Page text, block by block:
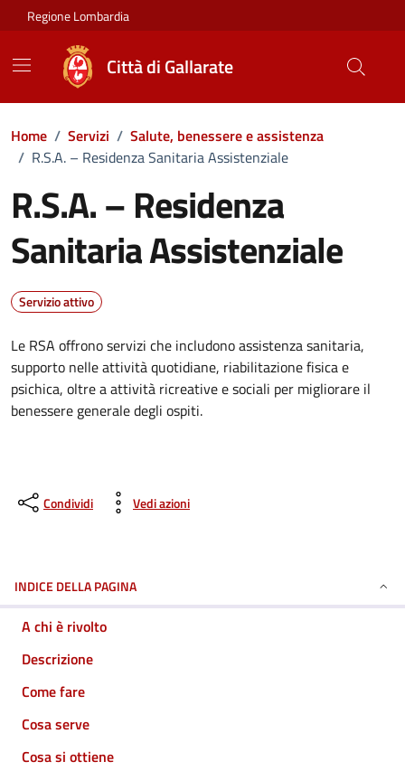
Vai ai contenuti
Vai al footer
Regione Lombardia
Città di Gallarate
Home / Servizi / Salute, benessere e assistenza
/ R.S.A. – Residenza Sanitaria Assistenziale
R.S.A. – Residenza
Sanitaria Assistenziale
Servizio attivo
Le RSA offrono servizi che includono assistenza sanitaria,
supporto nelle attività quotidiane, riabilitazione fisica e
psichica, oltre a attività ricreative e sociali per migliorare il
benessere generale degli ospiti.
Condividi Vedi azioni
INDICE DELLA PAGINA
A chi è rivolto
Descrizione
Come fare
Cosa serve
Cosa si ottiene